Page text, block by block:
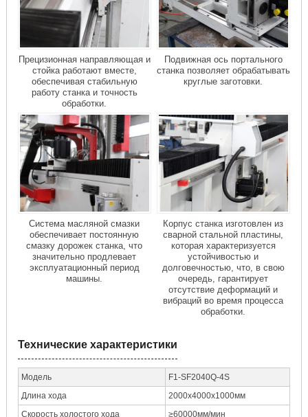
Прецизионная направляющая и
стойка работают вместе,
обеспечивая стабильную
работу станка и точность
обработки.
Подвижная ось портального
станка позволяет обрабатывать
круглые заготовки.
Система масляной смазки
обеспечивает постоянную
смазку дорожек станка, что
значительно продлевает
эксплуатационный период
машины.
Корпус станка изготовлен из
сварной стальной пластины,
которая характеризуется
устойчивостью и
долговечностью, что, в свою
очередь, гарантирует
отсутствие деформаций и
вибраций во время процесса
обработки.
Технические характеристики
Модель
F1-SF2040Q-4S
Длина хода
2000х4000х1000мм
Скорость холостого хода
≥60000мм/мин